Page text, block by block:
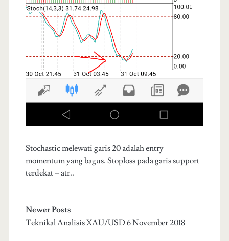
Stochastic melewati garis 20 adalah entry
momentum yang bagus. Stoploss pada garis support
terdekat + atr..
Newer Posts
Teknikal Analisis XAU/USD 6 November 2018